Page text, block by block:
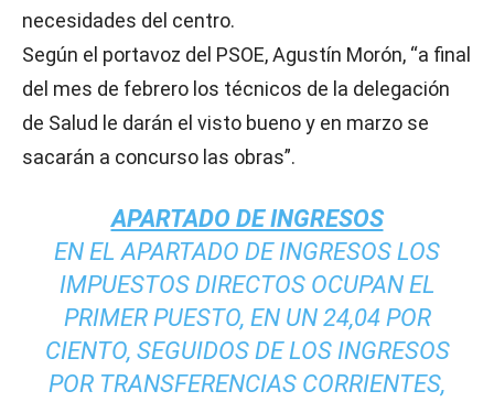
necesidades del centro.
Según el portavoz del PSOE, Agustín Morón, “a final
del mes de febrero los técnicos de la delegación
de Salud le darán el visto bueno y en marzo se
sacarán a concurso las obras”.
APARTADO DE INGRESOS
EN EL APARTADO DE INGRESOS LOS
IMPUESTOS DIRECTOS OCUPAN EL
PRIMER PUESTO, EN UN 24,04 POR
CIENTO, SEGUIDOS DE LOS INGRESOS
POR TRANSFERENCIAS CORRIENTES,